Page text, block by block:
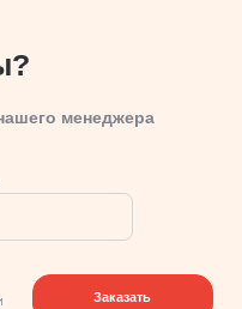
менеджера
Заказать